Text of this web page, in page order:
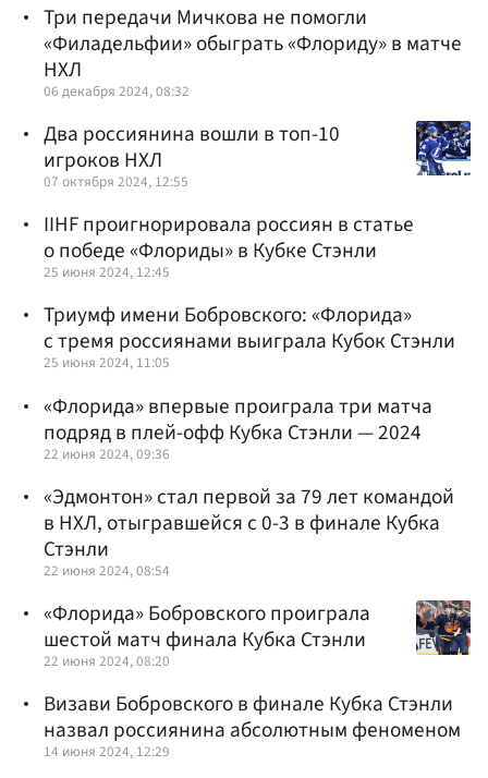
Три передачи Мичкова не помогли
«Филадельфии» обыграть «Флориду» в матче
НХЛ
06 декабря 2024, 08:32
Два россиянина вошли в топ-10
игроков НХЛ
07 октября 2024, 12:55
IIHF проигнорировала россиян в статье
о победе «Флориды» в Кубке Стэнли
25 июня 2024, 12:45
Триумф имени Бобровского: «Флорида»
с тремя россиянами выиграла Кубок Стэнли
25 июня 2024, 11:05
«Флорида» впервые проиграла три матча
подряд в плей-офф Кубка Стэнли — 2024
22 июня 2024, 09:36
«Эдмонтон» стал первой за 79 лет командой
в НХЛ, отыгравшейся с 0-3 в финале Кубка
Стэнли
22 июня 2024, 08:54
«Флорида» Бобровского проиграла
шестой матч финала Кубка Стэнли
22 июня 2024, 08:20
Визави Бобровского в финале Кубка Стэнли
назвал россиянина абсолютным феноменом
14 июня 2024, 12:29